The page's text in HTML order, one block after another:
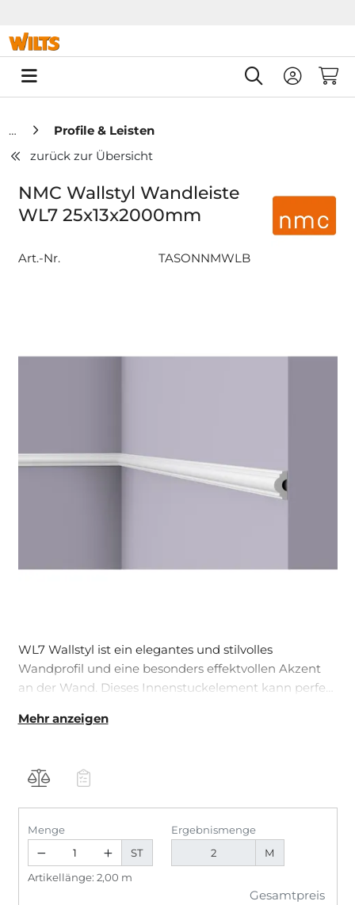
0
Profile & Leisten
zurück zur Übersicht
NMC Wallstyl Wandleiste
WL7 25x13x2000mm
Art.-Nr. TASONNMWLB
WL7 Wallstyl ist ein elegantes und stilvolles
Wandprofil und eine besonders effektvollen Akzent
an der Wand. Dieses Innenstuckelement kann perfekt
Nomastyl WL7 ist ein architektonisches Element aus
hochwertige Wandleiste zerbricht nicht so schnell wie
Mehr anzeigen
Menge
ST
Ergebnismenge
M
Artikellänge: 2,00 m
Gesamtpreis